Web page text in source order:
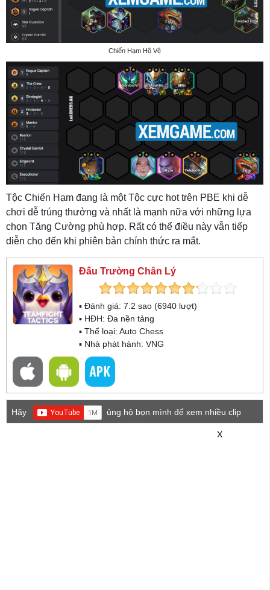
Chiến Hạm Hộ Vệ
Tộc Chiến Hạm đang là một Tộc cực hot trên PBE khi dễ
chơi dễ trúng thưởng và nhất là mạnh nữa với những lựa
chọn Tăng Cường phù hợp. Rất có thể điều này vẫn tiếp
diễn cho đến khi phiên bản chính thức ra mắt.
Đấu Trường Chân Lý
▪ Đánh giá: 7.2 sao (6940 lượt)
▪ HĐH: Đa nền tảng
▪ Thể loại: Auto Chess
▪ Nhà phát hành: VNG
Hãy
ủng hộ bọn mình để xem nhiều clip
X